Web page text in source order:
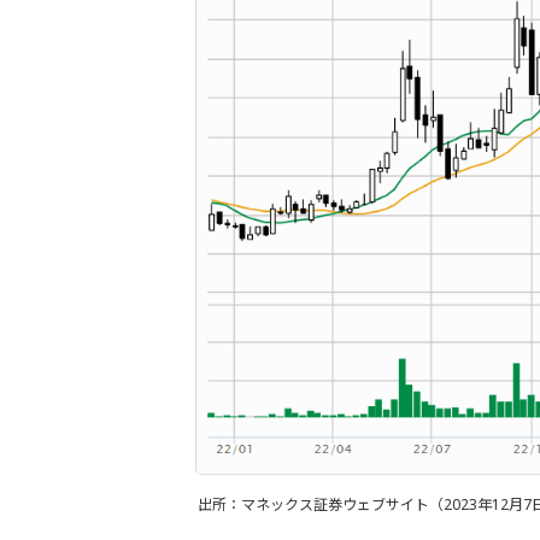
出所：マネックス証券ウェブサイト（2023年12月7